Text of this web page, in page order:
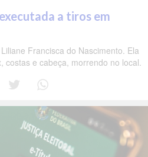
a tiros em
Francisca do Nascimento. Ela
costas e cabeça, morrendo no local.